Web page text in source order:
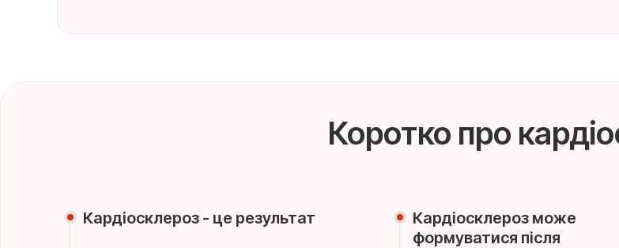
Коротко про
Кардіосклероз - це результат
Кардіосклероз може
формуватися після